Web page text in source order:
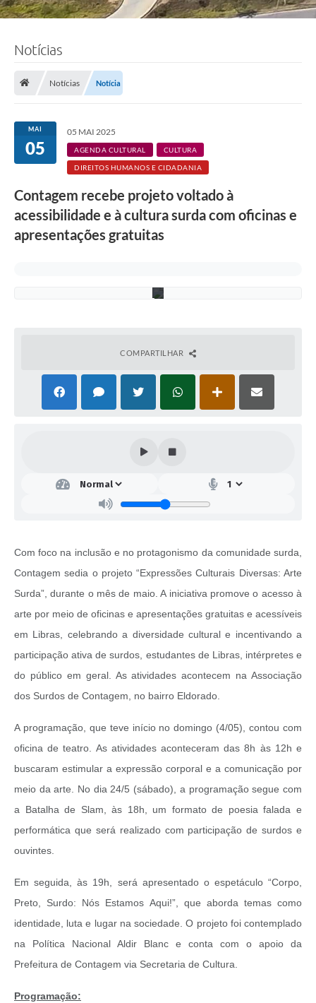
Notícias
Notícias Notícia
MAI
05
05 MAI 2025
AGENDA CULTURAL CULTURA
DIREITOS HUMANOS E CIDADANIA
Contagem recebe projeto voltado à
acessibilidade e à cultura surda com oficinas e
apresentações gratuitas
o
j
e
t
a
r
t
s
COMPARTILHAR
Com foco na inclusão e no protagonismo da comunidade surda,
Contagem sedia o projeto “Expressões Culturais Diversas: Arte
Surda”, durante o mês de maio. A iniciativa promove o acesso à
arte por meio de oficinas e apresentações gratuitas e acessíveis
em Libras, celebrando a diversidade cultural e incentivando a
participação ativa de surdos, estudantes de Libras, intérpretes e
do público em geral. As atividades acontecem na Associação
dos Surdos de Contagem, no bairro Eldorado.
A programação, que teve início no domingo (4/05), contou com
oficina de teatro. As atividades aconteceram das 8h às 12h e
buscaram estimular a expressão corporal e a comunicação por
meio da arte. No dia 24/5 (sábado), a programação segue com
a Batalha de Slam, às 18h, um formato de poesia falada e
performática que será realizado com participação de surdos e
ouvintes.
Em seguida, às 19h, será apresentado o espetáculo “Corpo,
Preto, Surdo: Nós Estamos Aqui!”, que aborda temas como
identidade, luta e lugar na sociedade. O projeto foi contemplado
na Política Nacional Aldir Blanc e conta com o apoio da
Prefeitura de Contagem via Secretaria de Cultura.
Programação: